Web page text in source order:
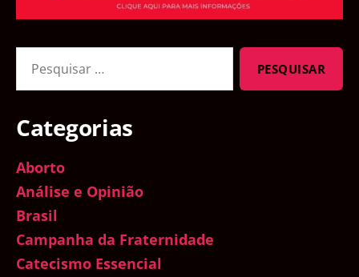
por:
Categorias
Aborto
Análise e Opinião
Brasil
Campanha da Fraternidade
Catecismo Essencial